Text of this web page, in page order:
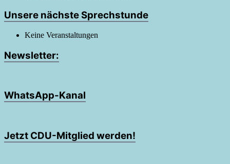
Unsere nächste Sprechstunde
Keine Veranstaltungen
Newsletter:
WhatsApp-Kanal
Jetzt CDU-Mitglied werden!